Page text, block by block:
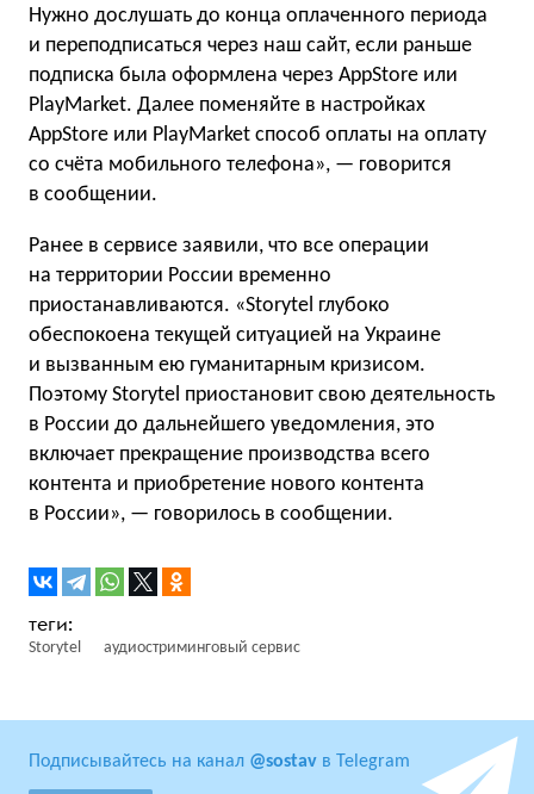
Нужно дослушать до конца оплаченного периода
и переподписаться через наш сайт, если раньше
подписка была оформлена через AppStore или
PlayMarket. Далее поменяйте в настройках
AppStore или PlayMarket способ оплаты на оплату
со счёта мобильного телефона», — говорится
в сообщении.
Ранее в сервисе заявили, что все операции
на территории России временно
приостанавливаются. «Storytel глубоко
обеспокоена текущей ситуацией на Украине
и вызванным ею гуманитарным кризисом.
Поэтому Storytel приостановит свою деятельность
в России до дальнейшего уведомления, это
включает прекращение производства всего
контента и приобретение нового контента
в России», — говорилось в сообщении.
Storytel аудиостриминговый сервис
Подписывайтесь на канал @sostav в Telegram